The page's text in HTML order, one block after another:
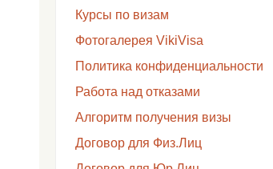
Курсы по визам
Фотогалерея VikiVisa
Политика конфиденциальности
Работа над отказами
Алгоритм получения визы
Договор для Физ.Лиц